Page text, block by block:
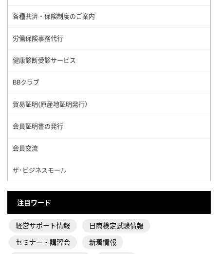
各種共済・保険制度のご案内
労働保険事務代行
健康診断受診サービス
BBクラブ
貿易証明(原産地証明発行）
会員証明書の発行
会員交流
ザ･ビジネスモール
注目ワード
経営サポート情報
日商検定試験情報
セミナー・講習会
新着情報